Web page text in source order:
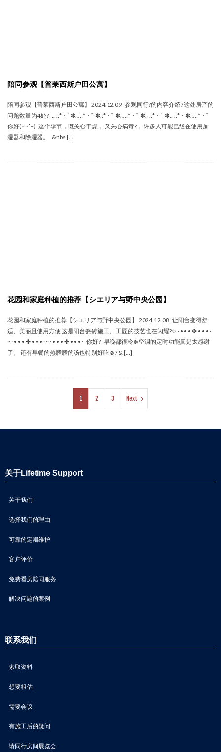
陪同参观【普莱西斯户田公寓】
陪同参观【普莱西斯户田公寓】 2024.12.09 参观同行‍?的内容介绍? 这处房产的
问题数量为4处? .｡.:*・ﾟ✽.｡.:*・ﾟ ✽.:*・ﾟ ✽.｡.:*・ﾟ ✽.｡.:*・ﾟ ✽.｡.:*・✽.｡.:*・ﾟ
你好( ˶˙ᵕ˙˶ ) 这个季节，既关心干燥， 又关心病毒?， 许多人可能已经在使用加
湿器和除湿器。 &nbs […]
花园和家庭种植的推荐【シエリア与野中央公园】
花园和家庭种植的推荐【シエリア与野中央公园】 2024.12.08 让阳台变得舒
适、美丽且使用方便 这是阳台瓷砖施工。 工匠的技艺也在闪耀?✨ · • • • ✤ • • • ·
·· · • • • ✤ • • • · ·· · • • • ✤ • • • · 你好? 早晚都很冷❄️ 空调的定时功能真是太感谢
了。 还有早餐的热腾腾的汤也特别好吃☺️? & […]
1 2 3 Next
关于Lifetime Support
关于我们
选择我们的理由
可靠的定期维护
客户评价
免费看房陪同服务
解决问题的案例
联系我们
索取资料
想要粗估
需要会议
有施工后的疑问
请同行房间展览会